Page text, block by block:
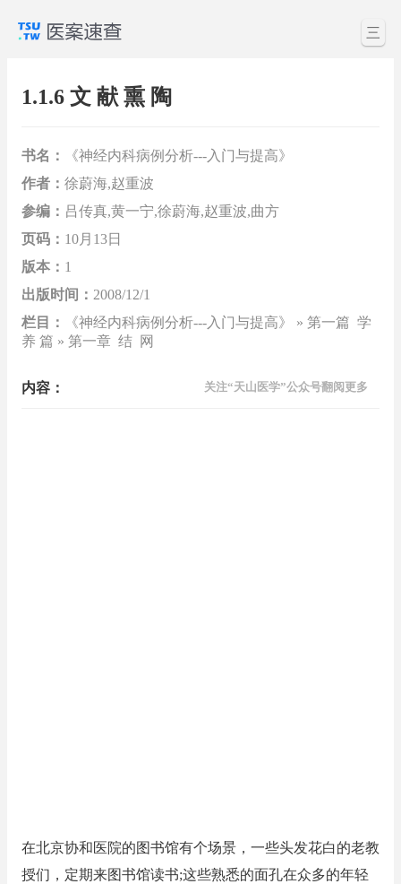
三
1.1.6 文 献 熏 陶
书名：
《神经内科病例分析---入门与提高》
作者： 徐蔚海,赵重波
参编： 吕传真,黄一宁,徐蔚海,赵重波,曲方
页码： 10月13日
版本： 1
出版时间： 2008/12/1
栏目：
《神经内科病例分析---入门与提高》 » 第一篇 学
养 篇 » 第一章 结 网
内容： 关注“天山医学”公众号翻阅更多
在北京协和医院的图书馆有个场景，一些头发花白的老教
授们，定期来图书馆读书;这些熟悉的面孔在众多的年轻